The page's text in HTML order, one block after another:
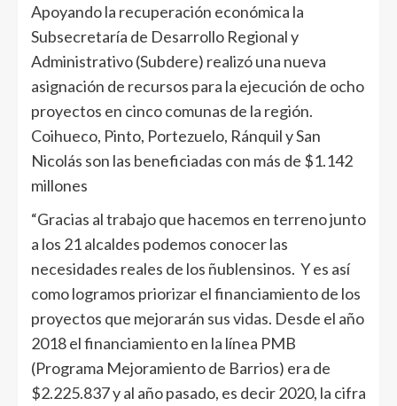
Apoyando la recuperación económica la
Subsecretaría de Desarrollo Regional y
Administrativo (Subdere) realizó una nueva
asignación de recursos para la ejecución de ocho
proyectos en cinco comunas de la región.
Coihueco, Pinto, Portezuelo, Ránquil y San
Nicolás son las beneficiadas con más de $1.142
millones
“Gracias al trabajo que hacemos en terreno junto
a los 21 alcaldes podemos conocer las
necesidades reales de los ñublensinos. Y es así
como logramos priorizar el financiamiento de los
proyectos que mejorarán sus vidas. Desde el año
2018 el financiamiento en la línea PMB
(Programa Mejoramiento de Barrios) era de
$2.225.837 y al año pasado, es decir 2020, la cifra